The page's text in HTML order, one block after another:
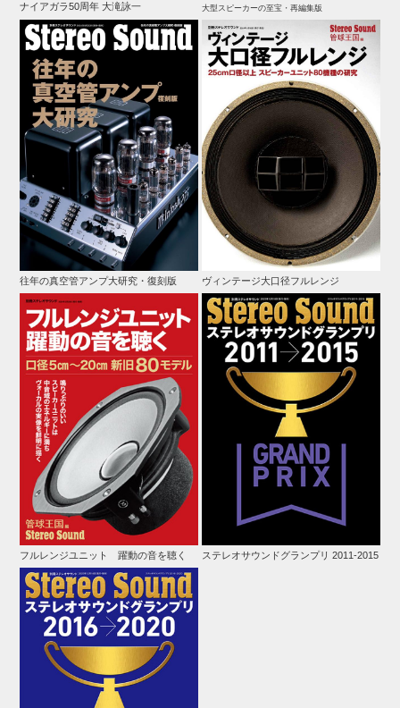
ナイアガラ50周年 大滝詠一 大型スピーカーの至宝・再編集版
往年の真空管アンプ大研究・復刻版 ヴィンテージ大口径フルレンジ
フルレンジユニット 躍動の音を聴く ステレオサウンドグランプリ 2011-2015